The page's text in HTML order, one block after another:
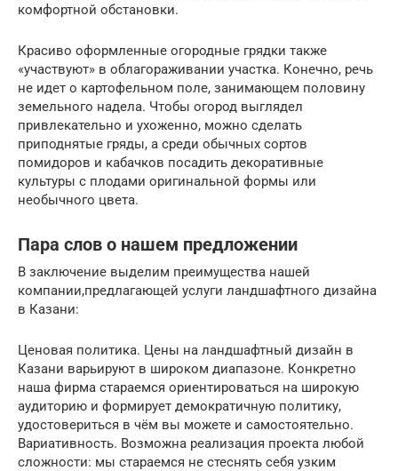
комфортной обстановки.
Красиво оформленные огородные грядки также
«участвуют» в облагораживании участка. Конечно, речь
не идет о картофельном поле, занимающем половину
земельного надела. Чтобы огород выглядел
привлекательно и ухоженно, можно сделать
приподнятые гряды, а среди обычных сортов
помидоров и кабачков посадить декоративные
культуры с плодами оригинальной формы или
необычного цвета.
Пара слов о нашем предложении
В заключение выделим преимущества нашей
компании,предлагающей услуги ландшафтного дизайна
в Казани:
Ценовая политика. Цены на ландшафтный дизайн в
Казани варьируют в широком диапазоне. Конкретно
наша фирма стараемся ориентироваться на широкую
аудиторию и формирует демократичную политику,
удостовериться в чём вы можете и самостоятельно.
Вариативность. Возможна реализация проекта любой
сложности: мы стараемся не стеснять себя узким